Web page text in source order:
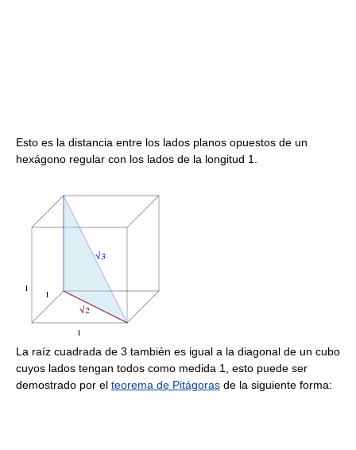
Esto es la distancia entre los lados planos opuestos de un
hexágono regular con los lados de la longitud 1.
La raíz cuadrada de 3 también es igual a la diagonal de un cubo
cuyos lados tengan todos como medida 1, esto puede ser
demostrado por el teorema de Pitágoras de la siguiente forma: